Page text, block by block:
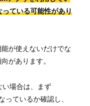
ている可能性があり
が使えないだけでな
があります。
い場合は、まず
っているか確認し、